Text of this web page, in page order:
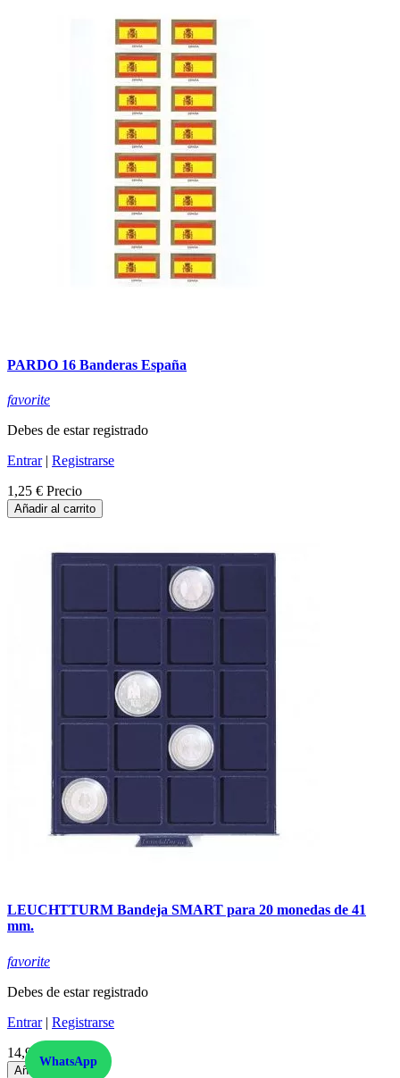
PARDO 16 Banderas España
favorite
Debes de estar registrado
Entrar| Registrarse
1,25 € Precio
Añadir al carrito
LEUCHTTURM Bandeja SMART para 20 monedas de 41
mm.
favorite
Debes de estar registrado
Entrar| Registrarse
14,99 €
Añadir al carrito
WhatsApp